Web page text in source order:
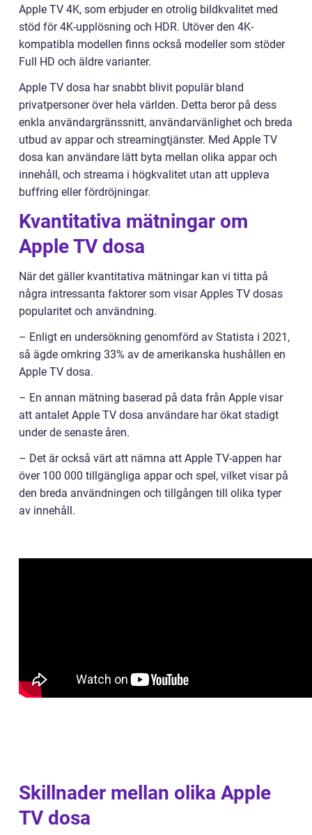
Apple TV 4K, som erbjuder en otrolig bildkvalitet med
stöd för 4K-upplösning och HDR. Utöver den 4K-
kompatibla modellen finns också modeller som stöder
Full HD och äldre varianter.
Apple TV dosa har snabbt blivit populär bland
privatpersoner över hela världen. Detta beror på dess
enkla användargränssnitt, användarvänlighet och breda
utbud av appar och streamingtjänster. Med Apple TV
dosa kan användare lätt byta mellan olika appar och
innehåll, och streama i högkvalitet utan att uppleva
buffring eller fördröjningar.
Kvantitativa mätningar om
Apple TV dosa
När det gäller kvantitativa mätningar kan vi titta på
några intressanta faktorer som visar Apples TV dosas
popularitet och användning.
– Enligt en undersökning genomförd av Statista i 2021,
så ägde omkring 33% av de amerikanska hushållen en
Apple TV dosa.
– En annan mätning baserad på data från Apple visar
att antalet Apple TV dosa användare har ökat stadigt
under de senaste åren.
– Det är också värt att nämna att Apple TV-appen har
över 100 000 tillgängliga appar och spel, vilket visar på
den breda användningen och tillgången till olika typer
av innehåll.
Skillnader mellan olika Apple
TV dosa